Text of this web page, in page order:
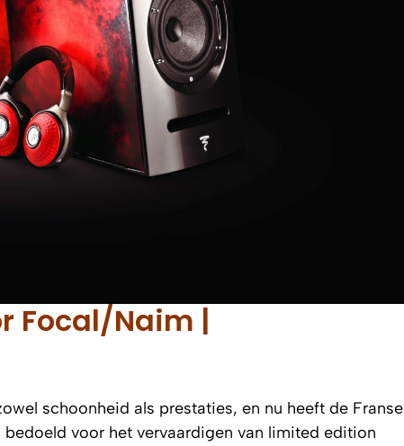
Focal/Naim |
schoonheid als prestaties, en nu heeft de Franse
voor het vervaardigen van limited edition